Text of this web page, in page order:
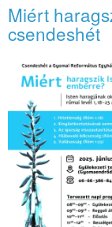
Miért
csendeshét